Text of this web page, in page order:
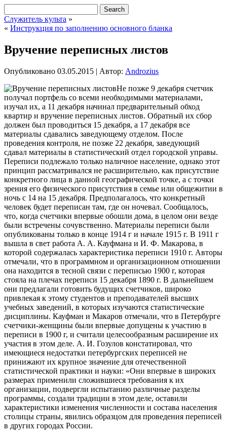
Служитель культа »
« Инструкция по заполнению основного бланка
Вручение переписных листов
Опубликовано 03.05.2015 | Автор: Androzius
Не позже 9 декабря счетчик
получал портфель со всеми необходимыми материалами,
изучал их, а 11 декабря начинал предварительный обход
квартир и вручение переписных листов. Обратный их сбор
должен был проводиться 15 декабря, а 17 декабря все
материалы сдавались заведующему отделом. После
проведения контроля, не позже 22 декабря, заведующий
сдавал материалы в статистический отдел городской управы.
Переписи подлежало только наличное население, однако этот
принцип рассматривался не расширительно, как присутствие
конкретного лица в данной географической точке, а с точки
зрения его физического присутствия в семье или общежитии в
ночь с 14 на 15 декабря. Предполагалось, что конкретный
человек будет переписан там, где он ночевал. Сообщалось,
что, когда счетчики впервые обошли дома, в целом они везде
были встречены сочувственно. Материалы переписи были
опубликованы только в конце 1914 г и начале 1915 г. В 1911 г
вышла в свет работа А. А. Кауфмана и И. Ф. Макарова, в
которой содержалась характеристика переписи 1910 г. Авторы
отмечали, что в программном и организационном отношении
она находится в тесной связи с переписью 1900 г, которая
стояла на плечах переписи 15 декабря 1890 г. В дальнейшем
они предлагали готовить будущих счетчиков, широко
привлекая к этому студентов и преподавателей высших
учебных заведений, в которых изучаются статистические
дисциплины. Кауфман и Макаров отмечали, что в Петербурге
счетчики-женщины были впервые допущены к участию в
переписи в 1900 г, и считали целесообразным расширение их
участия в этом деле. А. И. Гозулов констатировал, что
имеющиеся недостатки петербургских переписей не
принижают их крупное значение для отечественной
статистической практики и науки: «Они впервые в широких
размерах применили сложившиеся требования к их
организации, подвергли испытанию различные разделы
программы, создали традиции в этом деле, оставили
характеристики изменения численности и состава населения
столицы страны, явились образцом для проведения переписей
в других городах России.